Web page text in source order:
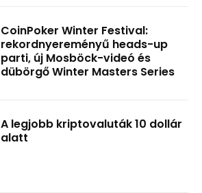
CoinPoker Winter Festival:
rekordnyereményű heads-up
parti, új Mosböck-videó és
dübörgő Winter Masters Series
A legjobb kriptovaluták 10 dollár
alatt